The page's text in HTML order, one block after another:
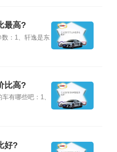
最高?
：1、轩逸是东
比高?
有哪些吧：1、
好?